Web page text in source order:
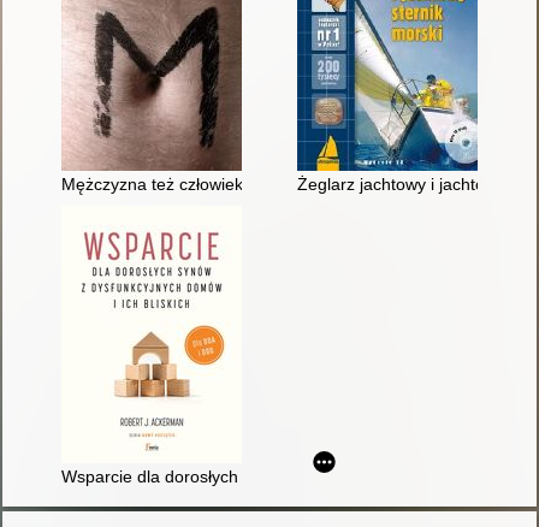
Mężczyzna też człowiek Żeglarz jachtowy i jachtowy
Wsparcie dla dorosłych synów z dysfunkcyjnych domów i ich